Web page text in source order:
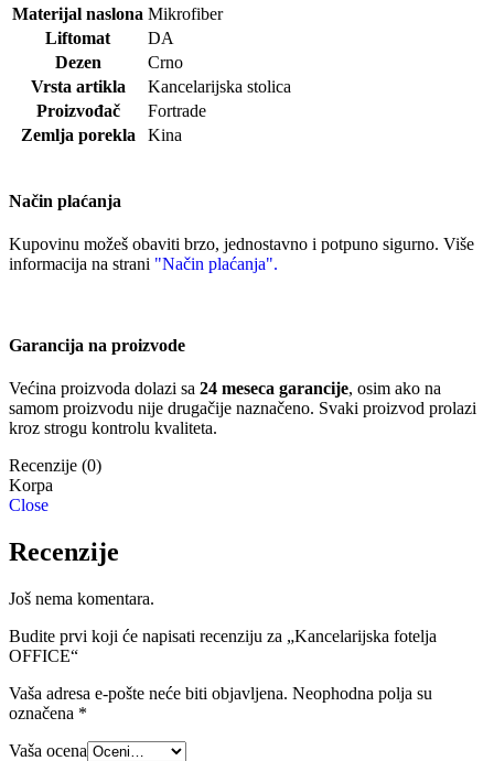
Materijal naslona Mikrofiber
Liftomat
DA
Dezen
Crno
Vrsta artikla
Kancelarijska stolica
Proizvođač
Fortrade
Zemlja porekla
Kina
Način plaćanja
Kupovinu možeš obaviti brzo, jednostavno i potpuno sigurno. Više
informacija na strani "Način plaćanja".
Garancija na proizvode
Većina proizvoda dolazi sa 24 meseca garancije, osim ako na
samom proizvodu nije drugačije naznačeno. Svaki proizvod prolazi
kroz strogu kontrolu kvaliteta.
Recenzije (0)
Close
Recenzije
Još nema komentara.
Budite prvi koji će napisati recenziju za „Kancelarijska fotelja
OFFICE“
Vaša adresa e-pošte neće biti objavljena. Neophodna polja su
označena *
Vaša ocena